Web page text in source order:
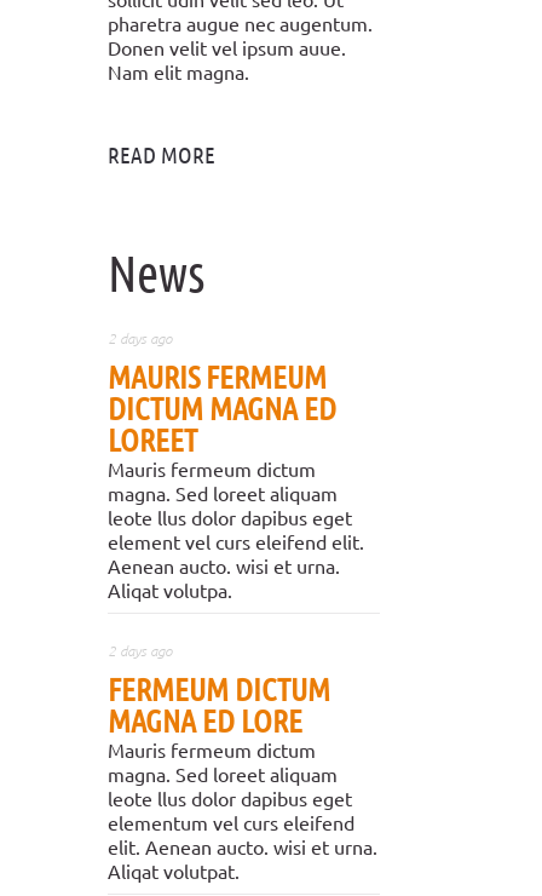
pharetra augue nec augentum.
Donen velit vel ipsum auue.
Nam elit magna.
READ MORE
News
2 days ago
MAURIS FERMEUM
DICTUM MAGNA ED
LOREET
Mauris fermeum dictum
magna. Sed loreet aliquam
leote llus dolor dapibus eget
element vel curs eleifend elit.
Aenean aucto. wisi et urna.
Aliqat volutpa.
2 days ago
FERMEUM DICTUM
MAGNA ED LORE
Mauris fermeum dictum
magna. Sed loreet aliquam
leote llus dolor dapibus eget
elementum vel curs eleifend
elit. Aenean aucto. wisi et urna.
Aliqat volutpat.